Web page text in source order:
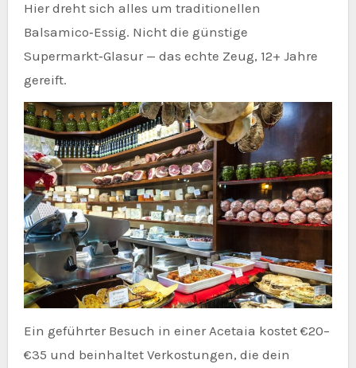
Hier dreht sich alles um traditionellen
Balsamico‑Essig. Nicht die günstige
Supermarkt‑Glasur — das echte Zeug, 12+ Jahre
gereift.
Ein geführter Besuch in einer Acetaia kostet €20–
€35 und beinhaltet Verkostungen, die dein